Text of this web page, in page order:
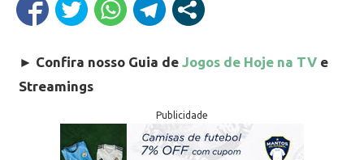
► Confira nosso Guia de Jogos de Hoje na TV e
Streamings
Publicidade